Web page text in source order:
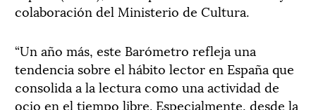
colaboración del Ministerio de Cultura.
“Un año más, este Barómetro refleja una
tendencia sobre el hábito lector en España que
consolida a la lectura como una actividad de
ocio en el tiempo libre. Especialmente, desde la